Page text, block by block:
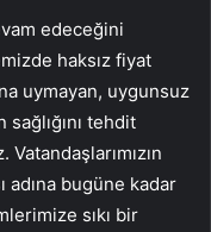
edeceğini
haksız fiyat
uymayan, uygunsuz
tehdit
adına bugüne kadar
sıkı bir